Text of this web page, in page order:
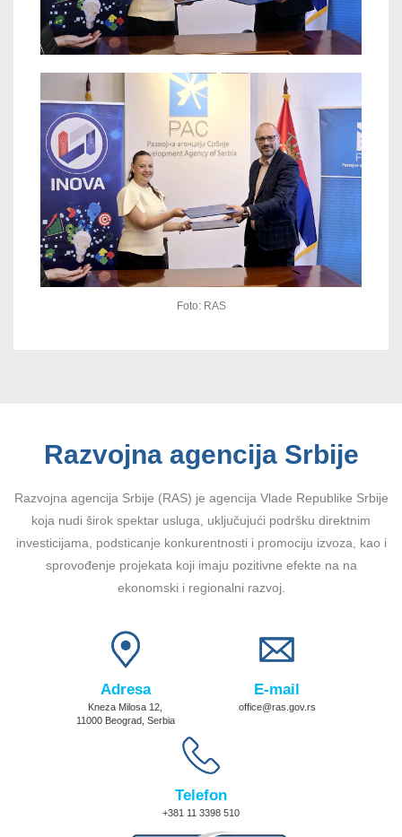
Foto: RAS
Razvojna agencija Srbije
Razvojna agencija Srbije (RAS) je agencija Vlade Republike Srbije
koja nudi širok spektar usluga, uključujući podršku direktnim
investicijama, podsticanje konkurentnosti i promociju izvoza, kao i
sprovođenje projekata koji imaju pozitivne efekte na na
ekonomski i regionalni razvoj.
Adresa
Kneza Milosa 12,
11000 Beograd, Serbia
E-mail
office@ras.gov.rs
Telefon
+381 11 3398 510